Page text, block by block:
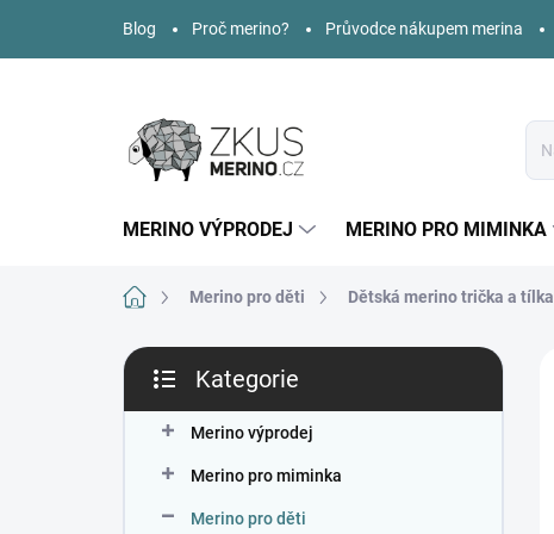
obsah
Blog Proč merino? Průvodce nákupem merina
MERINO VÝPRODEJ MERINO PRO MIMINKA
Domů Merino pro děti Dětská merino trička a tílka
P
s
kategorie
Kategorie
Merino výprodej
Merino pro miminka
Merino pro děti